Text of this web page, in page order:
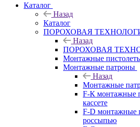
Каталог
Назад
Каталог
ПОРОХОВАЯ
Назад
ПОРОХОВАЯ
Монтажные
Монтажные патроны
Назад
Монтажные
F-К монтажные
кассете
F-D монтажные
россыпью